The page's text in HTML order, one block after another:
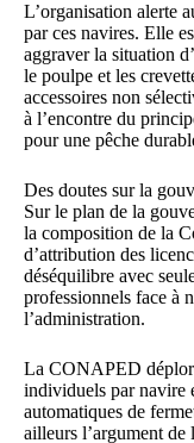
L’organisation alerte
par ces navires. Elle
aggraver la situation
le poulpe et les
accessoires non
à l’encontre du
pour une pêche
Des doutes sur la
Sur le plan de la
la composition de la
d’attribution des
déséquilibre avec
professionnels face à
l’administration.
La CONAPED
individuels par navire
automatiques de
ailleurs l’argument de